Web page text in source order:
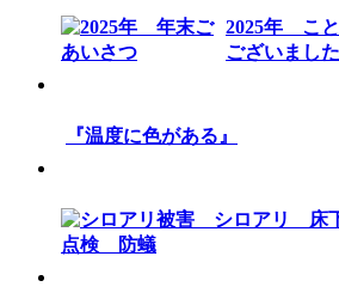
2025年 こと
ございました
『温度に色がある』